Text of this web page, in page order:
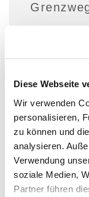
Diese Webseite
Wir verwenden
personalisieren,
zu können und
analysieren.
Verwendung
soziale Medien,
Partner führen